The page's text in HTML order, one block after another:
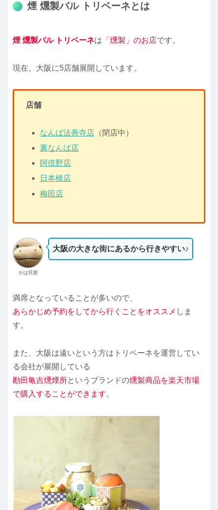
煙 燻製バル トリベーネとは
煙 燻製バル トリベーネは 「燻製」のお店です。
現在、大阪に5店舗展開しています。
店舗
なんば法善寺店 （閉店中）
裏なんば店
阿倍野店
日本橋店
梅田店
かば旦那
大阪の大きな街にあるから行きやすい♪
満席となっていることが多いので、
あらかじめ予約をしてから行くことをオススメ しま
す。
また、大阪は遠いという方はトリベーネを運営してい
る会社が展開している
勘田亀吉燻煙所というブランドの燻製商品を楽天市場
で購入することができます。